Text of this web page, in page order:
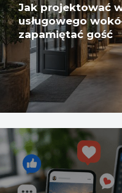
Jak projektować
usługowego
zapamiętać gość